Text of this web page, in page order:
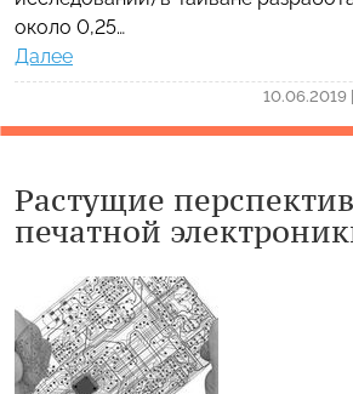
около 0,25…
Далее
10.06.2019
Растущие
печатной